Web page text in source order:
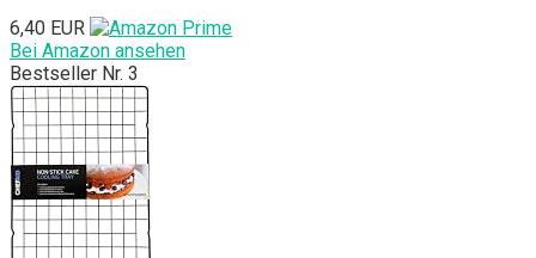
6,40 EUR
Bei Amazon ansehen
Bestseller Nr. 3